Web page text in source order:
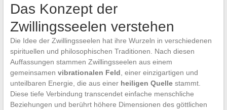
Das Konzept der
Zwillingsseelen verstehen
Die Idee der Zwillingsseelen hat ihre Wurzeln in verschiedenen
spirituellen und philosophischen Traditionen. Nach diesen
Auffassungen stammen Zwillingsseelen aus einem
gemeinsamen vibrationalen Feld , einer einzigartigen und
unteilbaren Energie, die aus einer heiligen Quellestammt.
Diese tiefe Verbindung transcendet einfache menschliche
Beziehungen und berührt höhere Dimensionen des göttlichen